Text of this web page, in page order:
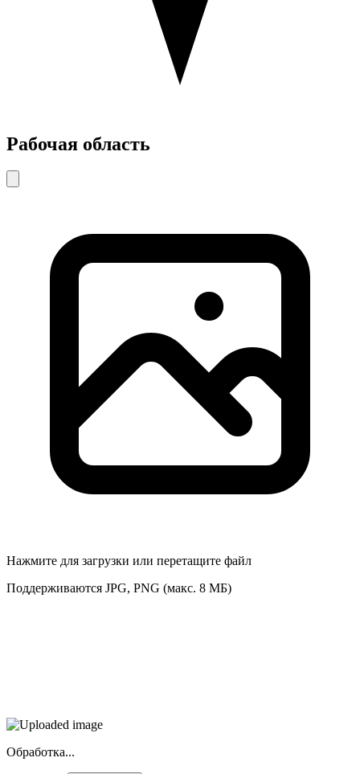
Рабочая область
Нажмите для загрузки или перетащите файл
Поддерживаются JPG, PNG (макс. 8 МБ)
Обработка...